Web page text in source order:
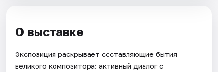
О выставке
Экспозиция раскрывает составляющие бытия
великого композитора: активный диалог с